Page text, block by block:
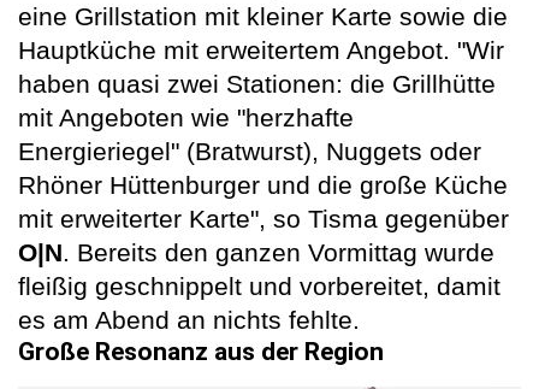
eine Grillstation mit kleiner Karte sowie die
Hauptküche mit erweitertem Angebot. "Wir
haben quasi zwei Stationen: die Grillhütte
mit Angeboten wie "herzhafte
Energieriegel" (Bratwurst), Nuggets oder
Rhöner Hüttenburger und die große Küche
mit erweiterter Karte", so Tisma gegenüber
O|N. Bereits den ganzen Vormittag wurde
fleißig geschnippelt und vorbereitet, damit
es am Abend an nichts fehlte.
Große Resonanz aus der Region